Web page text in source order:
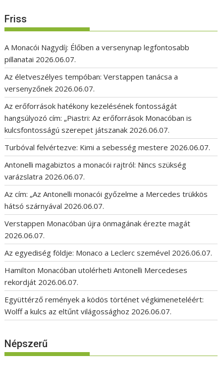
Friss
A Monacói Nagydíj: Élőben a versenynap legfontosabb
pillanatai 2026.06.07.
Az életveszélyes tempóban: Verstappen tanácsa a
versenyzőnek 2026.06.07.
Az erőforrások hatékony kezelésének fontosságát
hangsúlyozó cím: „Piastri: Az erőforrások Monacóban is
kulcsfontosságú szerepet játszanak 2026.06.07.
Turbóval felvértezve: Kimi a sebesség mestere 2026.06.07.
Antonelli magabiztos a monacói rajtról: Nincs szükség
varázslatra 2026.06.07.
Az cím: „Az Antonelli monacói győzelme a Mercedes trükkös
hátsó szárnyával 2026.06.07.
Verstappen Monacóban újra önmagának érezte magát
2026.06.07.
Az egyediség földje: Monaco a Leclerc szemével 2026.06.07.
Hamilton Monacóban utolérheti Antonelli Mercedeses
rekordját 2026.06.07.
Együttérző remények a ködös történet végkimeneteléért:
Wolff a kulcs az eltűnt világossághoz 2026.06.07.
Népszerű